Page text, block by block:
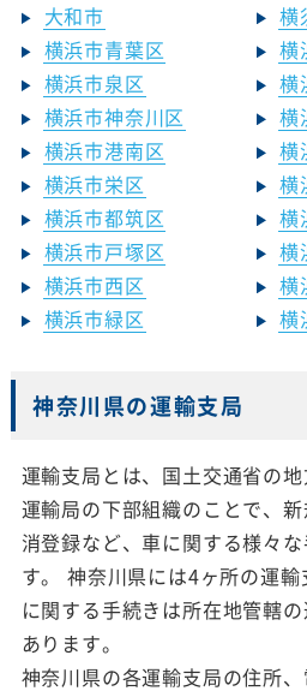
大和市
横
横浜市青葉区
横
横浜市泉区
横
横浜市神奈川区
横
横浜市港南区
横
横浜市栄区
横
横浜市都筑区
横
横浜市戸塚区
横
横浜市西区
横
横浜市緑区
横
神奈川県の運輸支局
運輸支局とは、国土交通省の
運輸局の下部組織のことで、
消登録など、車に関する様々
す。 神奈川県には4ヶ所の運
に関する手続きは所在地管轄
あります。
神奈川県の各運輸支局の住所